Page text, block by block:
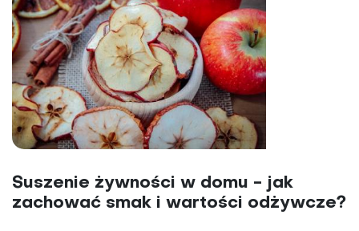
Suszenie żywności w domu - jak
zachować smak i wartości odżywcze?